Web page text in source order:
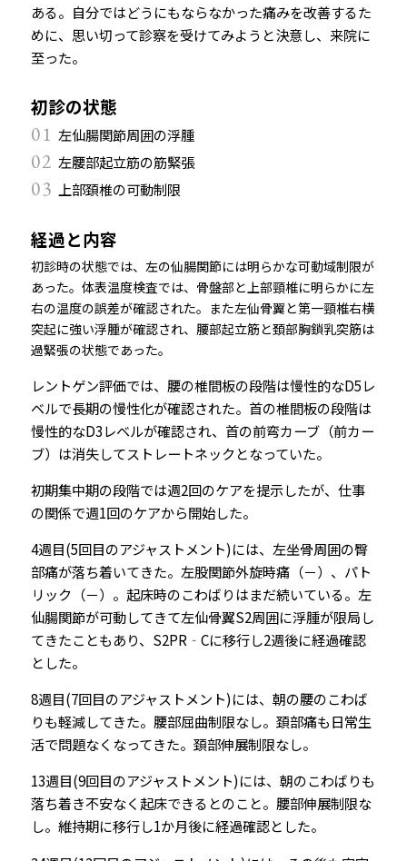
ある。自分ではどうにもならなかった痛みを改善するた
めに、思い切って診察を受けてみようと決意し、来院に
至った。
初診の状態
01 左仙腸関節周囲の浮腫
02 左腰部起立筋の筋緊張
03 上部頚椎の可動制限
経過と内容
初診時の状態では、左の仙腸関節には明らかな可動域制限が
あった。体表温度検査では、骨盤部と上部頸椎に明らかに左
右の温度の誤差が確認された。また左仙骨翼と第一頸椎右横
突起に強い浮腫が確認され、腰部起立筋と頚部胸鎖乳突筋は
過緊張の状態であった。
レントゲン評価では、腰の椎間板の段階は慢性的なD5レ
ベルで長期の慢性化が確認された。首の椎間板の段階は
慢性的なD3レベルが確認され、首の前弯カーブ（前カー
ブ）は消失してストレートネックとなっていた。
初期集中期の段階では週2回のケアを提示したが、仕事
の関係で週1回のケアから開始した。
4週目(5回目のアジャストメント)には、左坐骨周囲の臀
部痛が落ち着いてきた。左股関節外旋時痛（－）、パト
リック（－）。起床時のこわばりはまだ続いている。左
仙腸関節が可動してきて左仙骨翼S2周囲に浮腫が限局し
てきたこともあり、S2PR‐Cに移行し2週後に経過確認
とした。
8週目(7回目のアジャストメント)には、朝の腰のこわば
りも軽減してきた。腰部屈曲制限なし。頚部痛も日常生
活で問題なくなってきた。頚部伸展制限なし。
13週目(9回目のアジャストメント)には、朝のこわばりも
落ち着き不安なく起床できるとのこと。腰部伸展制限な
し。維持期に移行し1か月後に経過確認とした。